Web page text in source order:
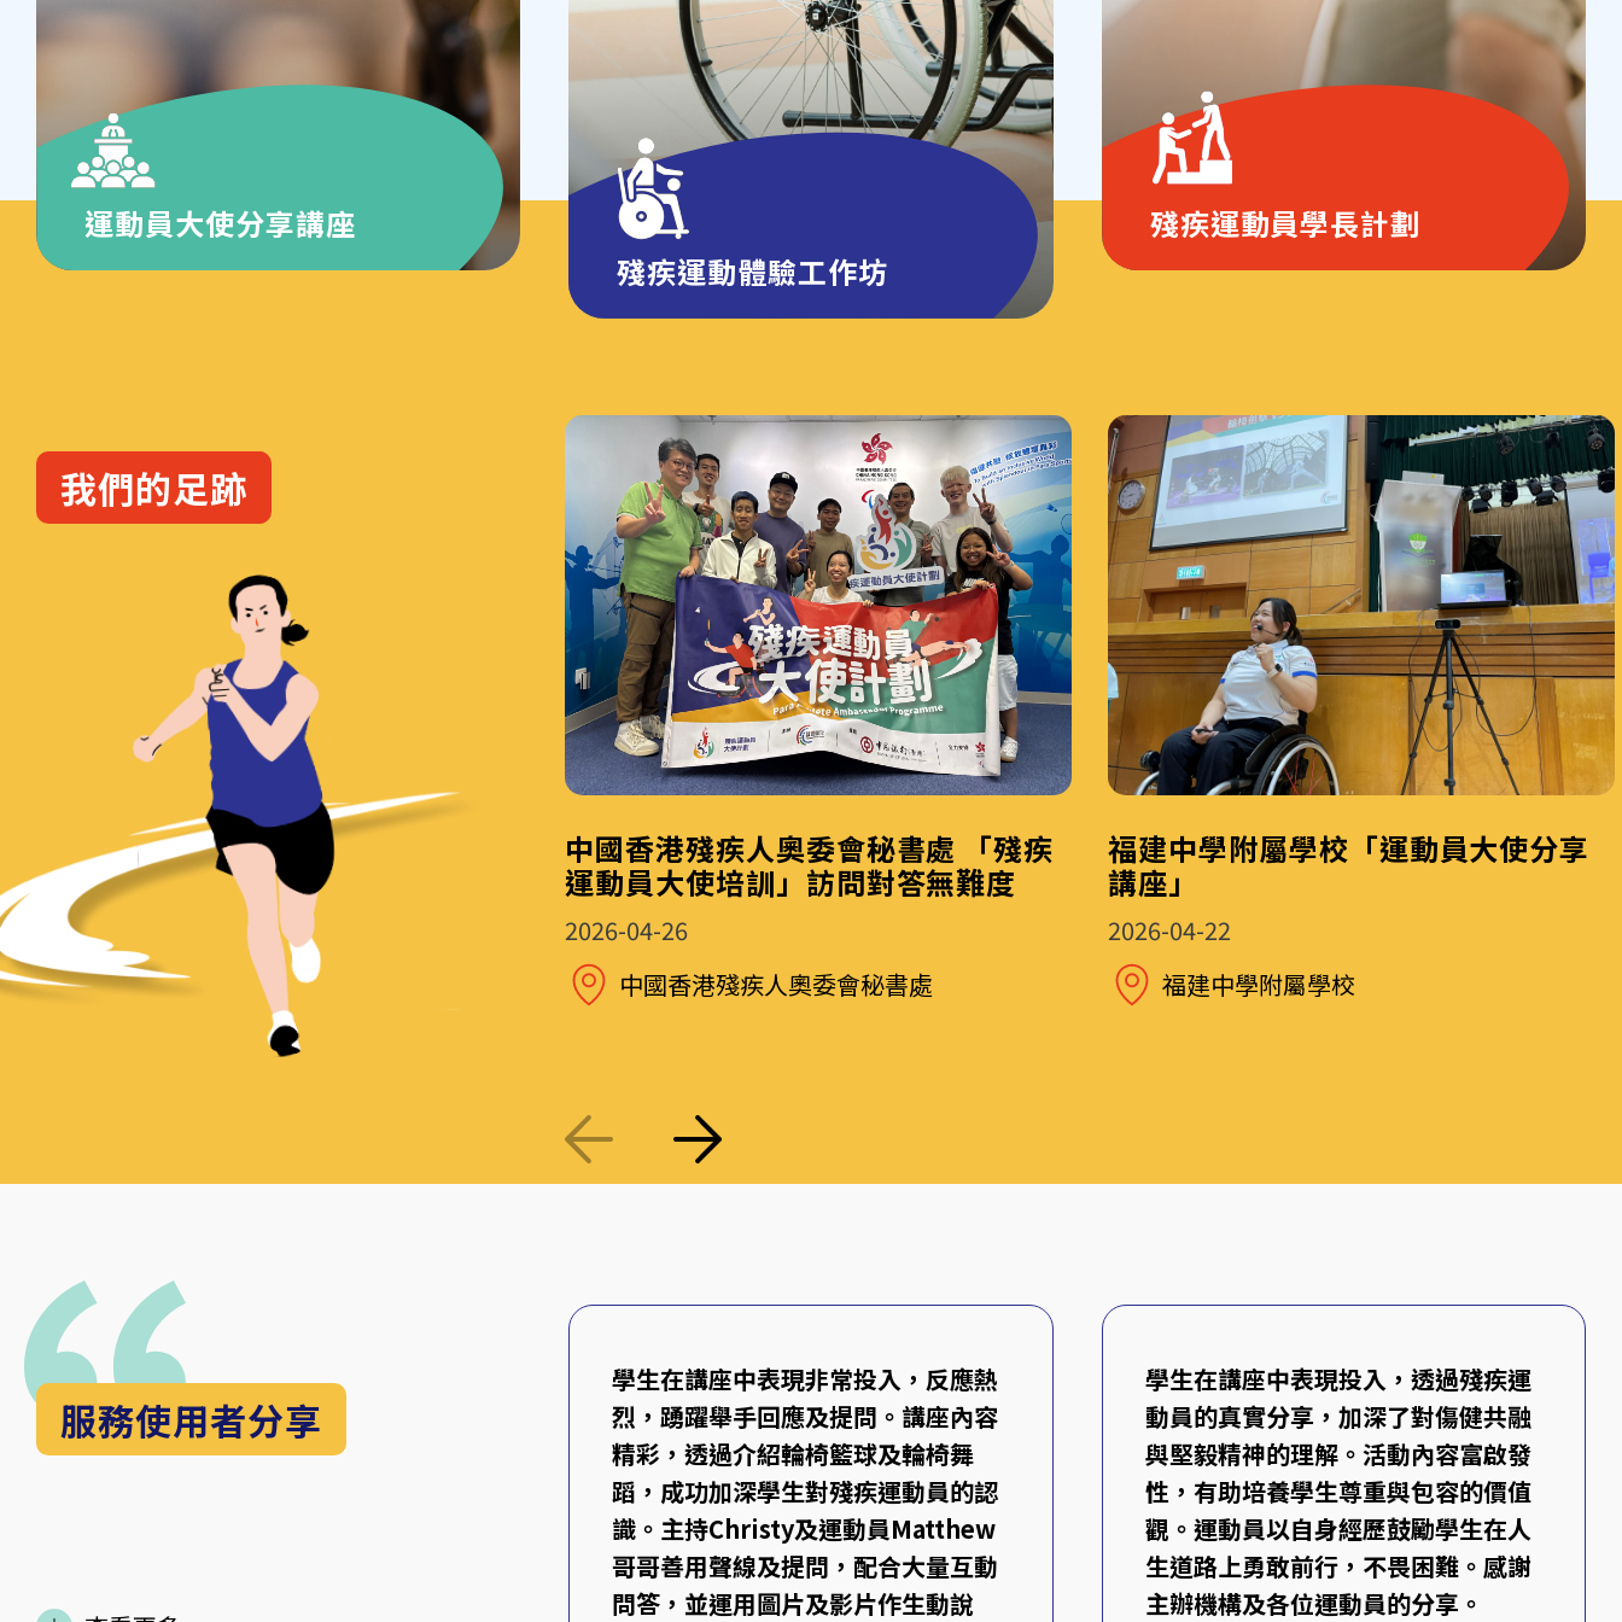
運動員大使分享講座
殘疾運動體驗工作坊
殘疾運動員學長計劃
我們的足跡
中國香港殘疾人奧委會秘書處 「殘疾
運動員大使培訓」訪問對答無難度
2026-04-26
中國香港殘疾人奧委會秘書處
福建中學附屬學校「運動員大使分享
講座」
2026-04-22
福建中學附屬學校
服務使用者分享
學生在講座中表現非常投入，反應熱
烈，踴躍舉手回應及提問。講座內容
精彩，透過介紹輪椅籃球及輪椅舞
蹈，成功加深學生對殘疾運動員的認
識。主持Christy及運動員Matthew
哥哥善用聲線及提問，配合大量互動
問答，並運用圖片及影片作生動說
學生在講座中表現投入，透過殘疾運
動員的真實分享，加深了對傷健共融
與堅毅精神的理解。活動內容富啟發
性，有助培養學生尊重與包容的價值
觀。運動員以自身經歷鼓勵學生在人
生道路上勇敢前行，不畏困難。感謝
主辦機構及各位運動員的分享。